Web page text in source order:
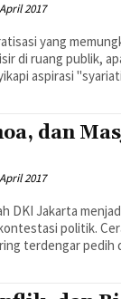
2017
yang
di ruang publik,
aspirasi
dan
2017
DKI Jakarta
politik.
terdengar pedih